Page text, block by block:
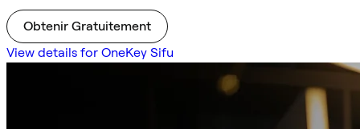
Obtenir Gratuitement
View details for OneKey Sifu